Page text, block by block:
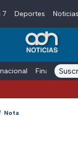
7 Deportes Noticias
Finanzas
Nota